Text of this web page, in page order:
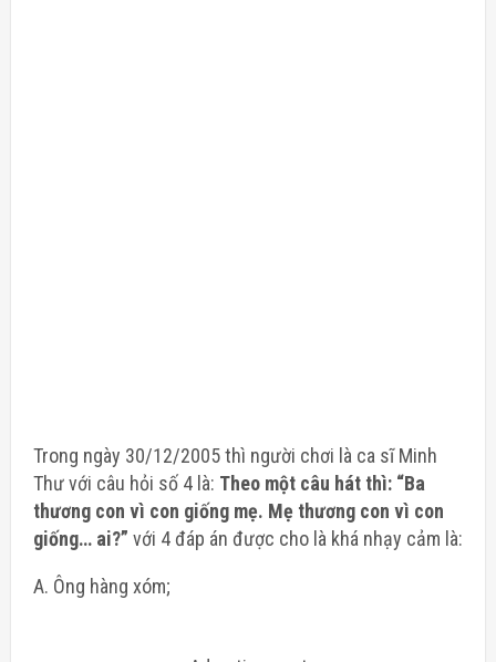
Trong ngày 30/12/2005 thì người chơi là ca sĩ Minh
Thư với câu hỏi số 4 là: Theo một câu hát thì: “Ba
thương con vì con giống mẹ. Mẹ thương con vì con
giống… ai?” với 4 đáp án được cho là khá nhạy cảm là:
A. Ông hàng xóm;